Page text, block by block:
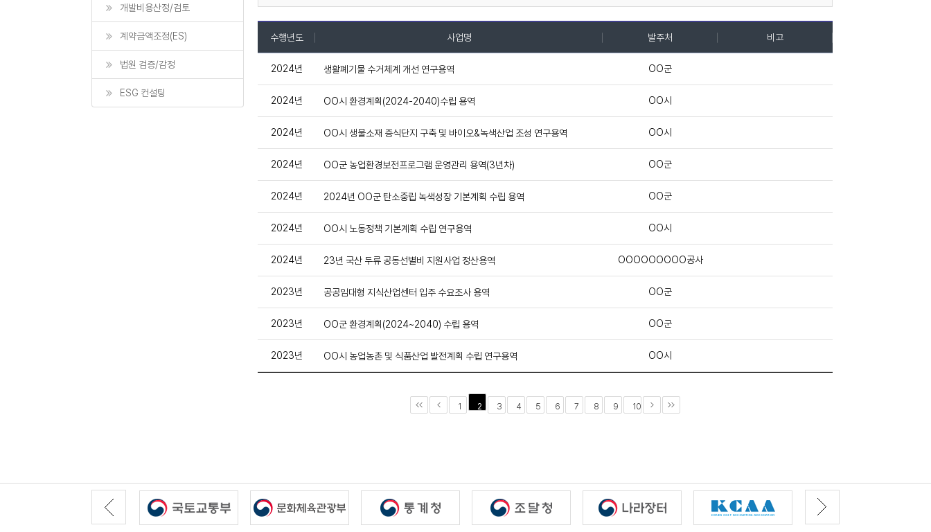
개발비용산정/검토
계약금액조정(ES)
법원 검증/감정
ESG 컨설팅
수행년도 사업명 발주처 비고
2024년 생활폐기물 수거체계 개선 연구용역 OO군
2024년 OO시 환경계획(2024-2040)수립 용역 OO시
2024년 OO시 생물소재 증식단지 구축 및 바이오&녹색산업 조성 연구용역 OO시
2024년 OO군 농업환경보전프로그램 운영관리 용역(3년차) OO군
2024년 2024년 OO군 탄소중립 녹색성장 기본계획 수립 용역 OO군
2024년 OO시 노동정책 기본계획 수립 연구용역 OO시
2024년 23년 국산 두류 공동선별비 지원사업 정산용역 OOOOOOOOO공사
2023년 공공임대형 지식산업센터 입주 수요조사 용역 OO군
2023년 OO군 환경계획(2024~2040) 수립 용역 OO군
2023년 OO시 농업농촌 및 식품산업 발전계획 수립 연구용역 OO시
1 2 3 4 5 6 7 8 9 10